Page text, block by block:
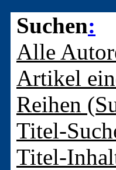
Suchen:
Alle
Artikel
Reihen
Titel-
Titel-